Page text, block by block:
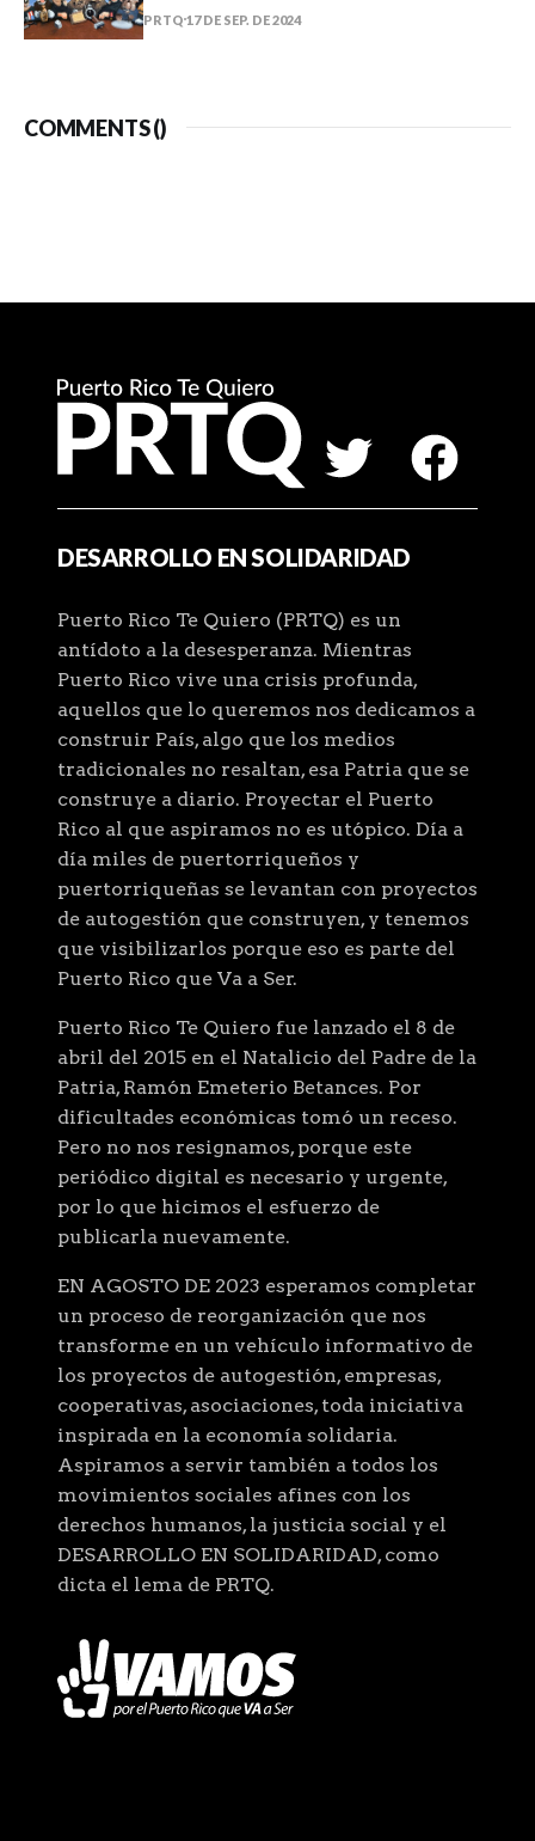
PRTQ 17 DE SEP. DE 2024
COMMENTS ()
DESARROLLO EN SOLIDARIDAD
Puerto Rico Te Quiero (PRTQ) es un
antídoto a la desesperanza. Mientras
Puerto Rico vive una crisis profunda,
aquellos que lo queremos nos dedicamos a
construir País, algo que los medios
tradicionales no resaltan, esa Patria que se
construye a diario. Proyectar el Puerto
Rico al que aspiramos no es utópico. Día a
día miles de puertorriqueños y
puertorriqueñas se levantan con proyectos
de autogestión que construyen, y tenemos
que visibilizarlos porque eso es parte del
Puerto Rico que Va a Ser.
Puerto Rico Te Quiero fue lanzado el 8 de
abril del 2015 en el Natalicio del Padre de la
Patria, Ramón Emeterio Betances. Por
dificultades económicas tomó un receso.
Pero no nos resignamos, porque este
periódico digital es necesario y urgente,
por lo que hicimos el esfuerzo de
publicarla nuevamente.
EN AGOSTO DE 2023 esperamos completar
un proceso de reorganización que nos
transforme en un vehículo informativo de
los proyectos de autogestión, empresas,
cooperativas, asociaciones, toda iniciativa
inspirada en la economía solidaria.
Aspiramos a servir también a todos los
movimientos sociales afines con los
derechos humanos, la justicia social y el
DESARROLLO EN SOLIDARIDAD, como
dicta el lema de PRTQ.